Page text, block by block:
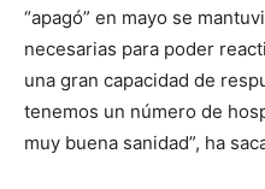
“apagó” en mayo se
necesarias para poder
una gran capacidad de
tenemos un número de
muy buena sanidad”, ha